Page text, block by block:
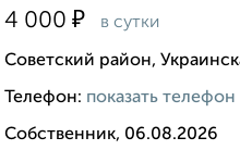
4 000 ₽ в сутки
Советский район,
Телефон: показать телефон
Собственник, 06.08.2026